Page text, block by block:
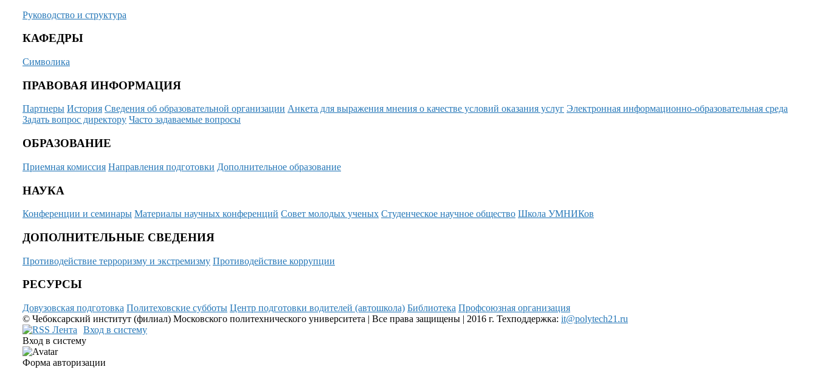
Руководство и структура
КАФЕДРЫ
Символика
ПРАВОВАЯ ИНФОРМАЦИЯ
Партнеры История Сведения об образовательной организации Анкета для выражения мнения о качестве условий оказания услуг Электронная информационно-образовательная среда
Задать вопрос директору Часто задаваемые вопросы
ОБРАЗОВАНИЕ
Приемная комиссия Направления подготовки Дополнительное образование
НАУКА
Конференции и семинары Материалы научных конференций Совет молодых ученых Студенческое научное общество Школа УМНИКов
ДОПОЛНИТЕЛЬНЫЕ СВЕДЕНИЯ
Противодействие терроризму и экстремизму Противодействие коррупции
РЕСУРСЫ
Довузовская подготовка Политеховские субботы Центр подготовки водителей (автошкола) Библиотека Профсоюзная организация
© Чебоксарский институт (филиал) Московского политехнического университета | Все права защищены | 2016 г. Техподдержка: it@polytech21.ru
Вход в систему
Вход в систему
Форма авторизации